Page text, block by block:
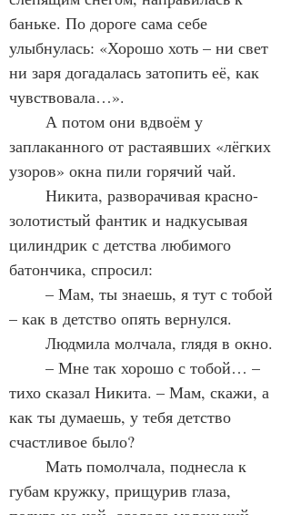
баньке. По дороге сама себе
улыбнулась: «Хорошо хоть – ни свет
ни заря догадалась затопить её, как
чувствовала…».
заплаканного от растаявших «лёгких
узоров» окна пили горячий чай.
золотистый фантик и надкусывая
цилиндрик с детства любимого
батончика, спросил:
– как в детство опять вернулся.
	Людмила молчала, глядя в окно.
тихо сказал Никита. – Мам, скажи, а
как ты думаешь, у тебя детство
счастливое было?
губам кружку, прищурив глаза,